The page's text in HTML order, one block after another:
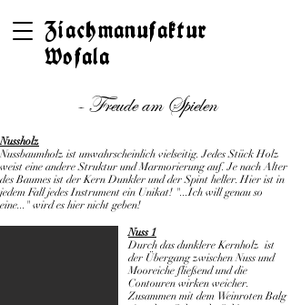
Ziachmanufaktur
Wofala
- Freude am Spielen
Nussholz
Nussbaumholz ist unwahrscheinlich vielseitig. Jedes Stück Holz
weist eine andere Struktur und Marmorierung auf. Je nach Alter
des Baumes ist der Kern Dunkler und der Spint heller. Hier ist in
jedem Fall jedes Instrument ein Unikat! "...Ich will genau so
eine..." wird es hier nicht geben!
Nuss 1
Durch das dunklere Kernholz ist
der Übergang zwischen Nuss und
Mooreiche fließend und die
Contouren wirken weicher.
Zusammen mit dem Weinroten Balg